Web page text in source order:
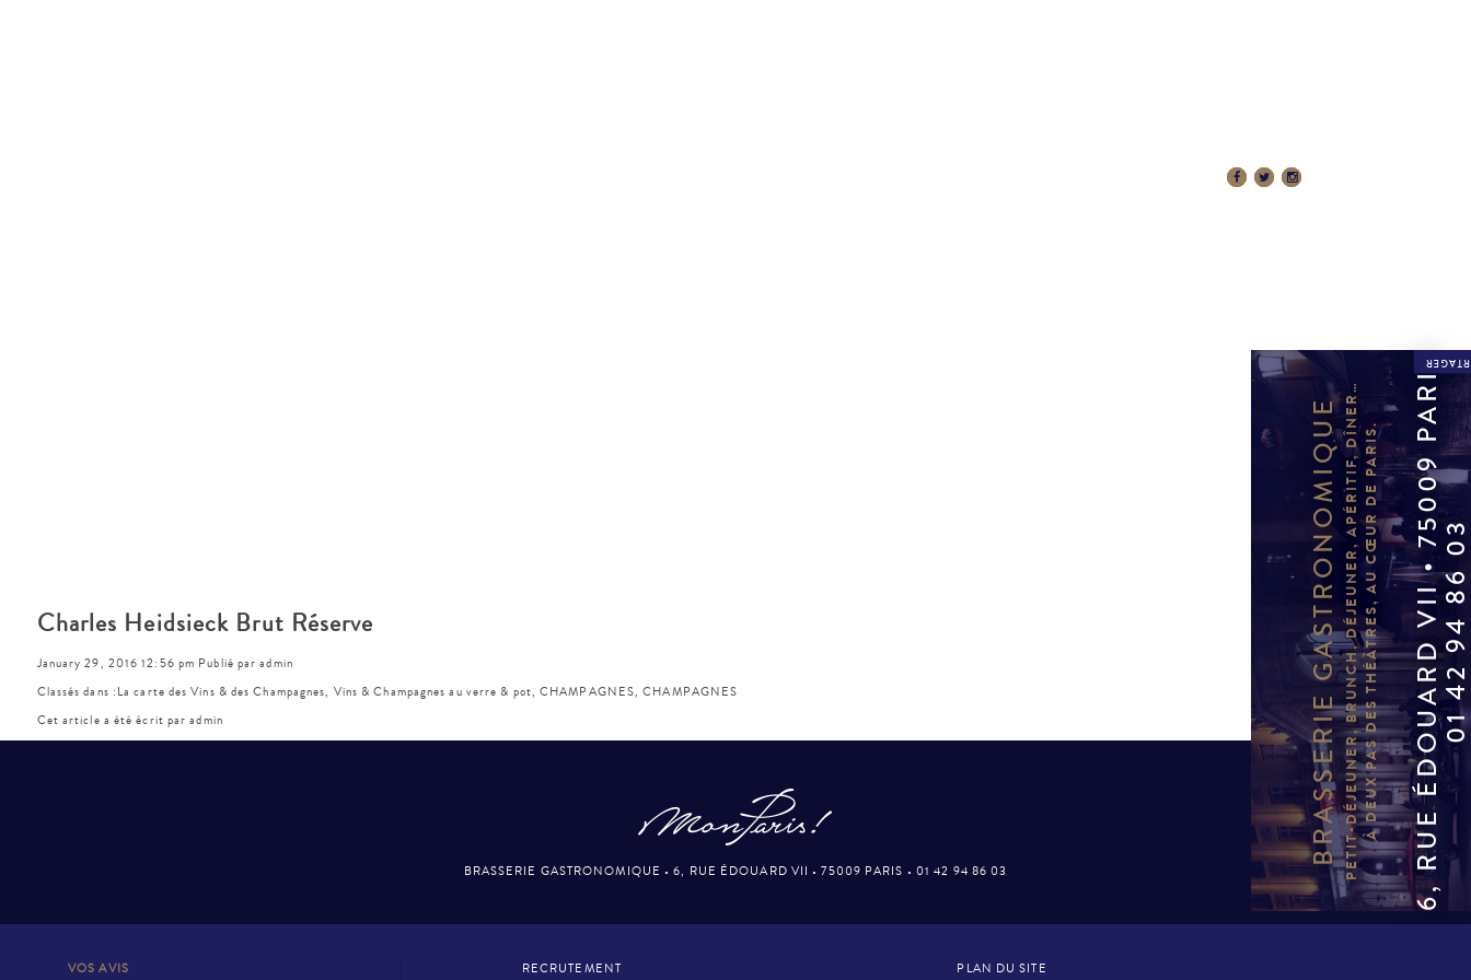
BRASSERIE GASTRONOMIQUEPETIT-DÉJEUNER, BRUNCH, DÉJEUNER, APÉRITIF, DÎNER…À DEUX PAS DES THÉÂTRES, AU CŒUR DE PARIS.6, RUE ÉDOUARD VII • 75009 PARIS
01 42
Charles Heidsieck Brut Réserve
January 29, 2016 12:56 pm Publié paradmin
Classés dans : La carte des Vins & des Champagnes, Vins & Champagnes au verre & pot,CHAMPAGNES,CHAMPAGNES
Cet article a été écrit par admin
BRASSERIE GASTRONOMIQUE • 6, RUE ÉDOUARD VII • 75009 PARIS • 01 42 94 86 03
VOS AVIS RECRUTEMENT PLAN DU SITE